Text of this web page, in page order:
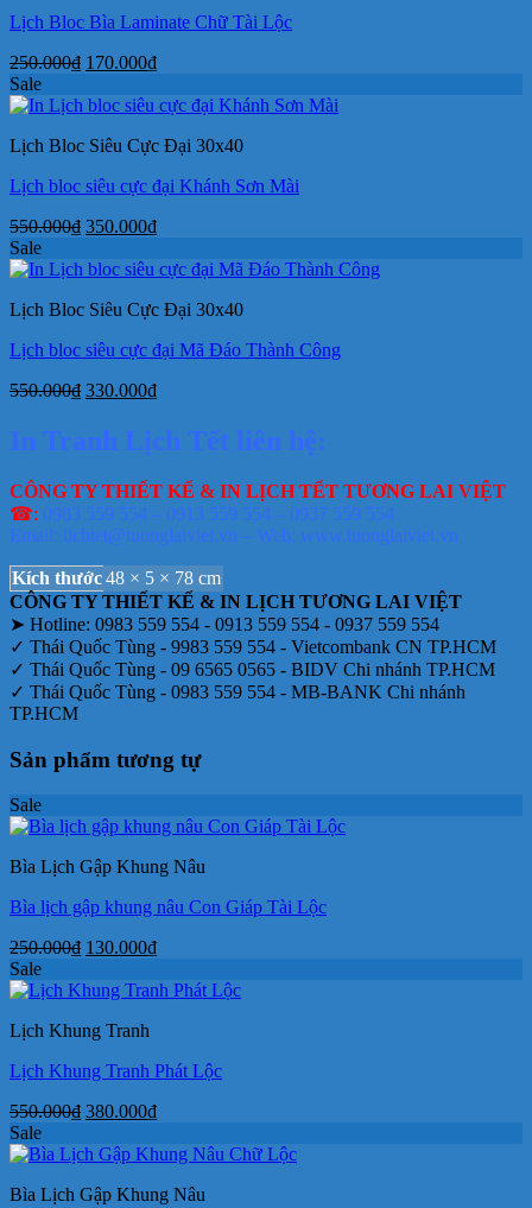
Lịch Bloc Bìa Laminate Chữ Tài Lộc
250.000₫ Giá
là:
170.000₫Giá
tại
170.000₫.
Sale
Lịch Bloc Siêu Cực Đại 30x40
Lịch bloc siêu cực đại Khánh Sơn Mài
550.000₫ Giá
là:
350.000₫Giá
tại
350.000₫.
Sale
Lịch Bloc Siêu Cực Đại 30x40
Lịch bloc siêu cực đại Mã Đáo Thành Công
550.000₫ Giá
550.000₫.
330.000₫Giá
tại
là:
In Tranh Lịch Tết liên hệ:
CÔNG TY THIẾT KẾ & IN LỊCH TẾT TƯƠNG LAI VIỆT
☎: 0983 559 554 – 0913 559 554 – 0937 559 554
Email: lichtet@tuonglaiviet.vn – Web: www.tuonglaiviet.vn
Kích thước48 × 5 × 78 cm
CÔNG TY THIẾT KẾ & IN LỊCH TƯƠNG LAI VIỆT
➤ Hotline: 0983 559 554 - 0913 559 554 - 0937 559 554
✓ Thái Quốc Tùng - 9983 559 554 - Vietcombank CN TP.HCM
✓ Thái Quốc Tùng - 09 6565 0565 - BIDV Chi nhánh TP.HCM
✓ Thái Quốc Tùng - 0983 559 554 - MB-BANK Chi nhánh
TP.HCM
Sản phẩm tương tự
Sale
Bìa Lịch Gập Khung Nâu
Bìa lịch gập khung nâu Con Giáp Tài Lộc
250.000₫ Giá
là:
130.000₫Giá
tại
Sale
Lịch Khung Tranh
Lịch Khung Tranh Phát Lộc
550.000₫ Giá
là:
380.000₫Giá
tại
380.000₫.
Sale
Bìa Lịch Gập Khung Nâu